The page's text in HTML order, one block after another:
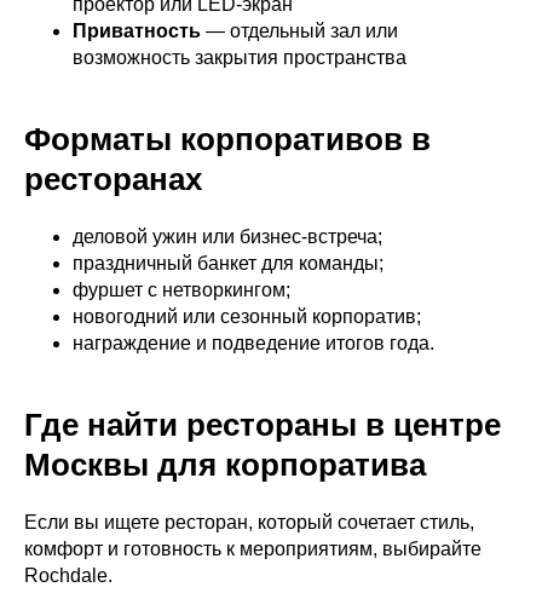
проектор или LED-экран
Приватность — отдельный зал или
возможность закрытия пространства
Форматы корпоративов в
ресторанах
деловой ужин или бизнес-встреча;
праздничный банкет для команды;
фуршет с нетворкингом;
новогодний или сезонный корпоратив;
награждение и подведение итогов года.
Где найти рестораны в центре
Москвы для корпоратива
Если вы ищете ресторан, который сочетает стиль,
комфорт и готовность к мероприятиям, выбирайте
Rochdale.